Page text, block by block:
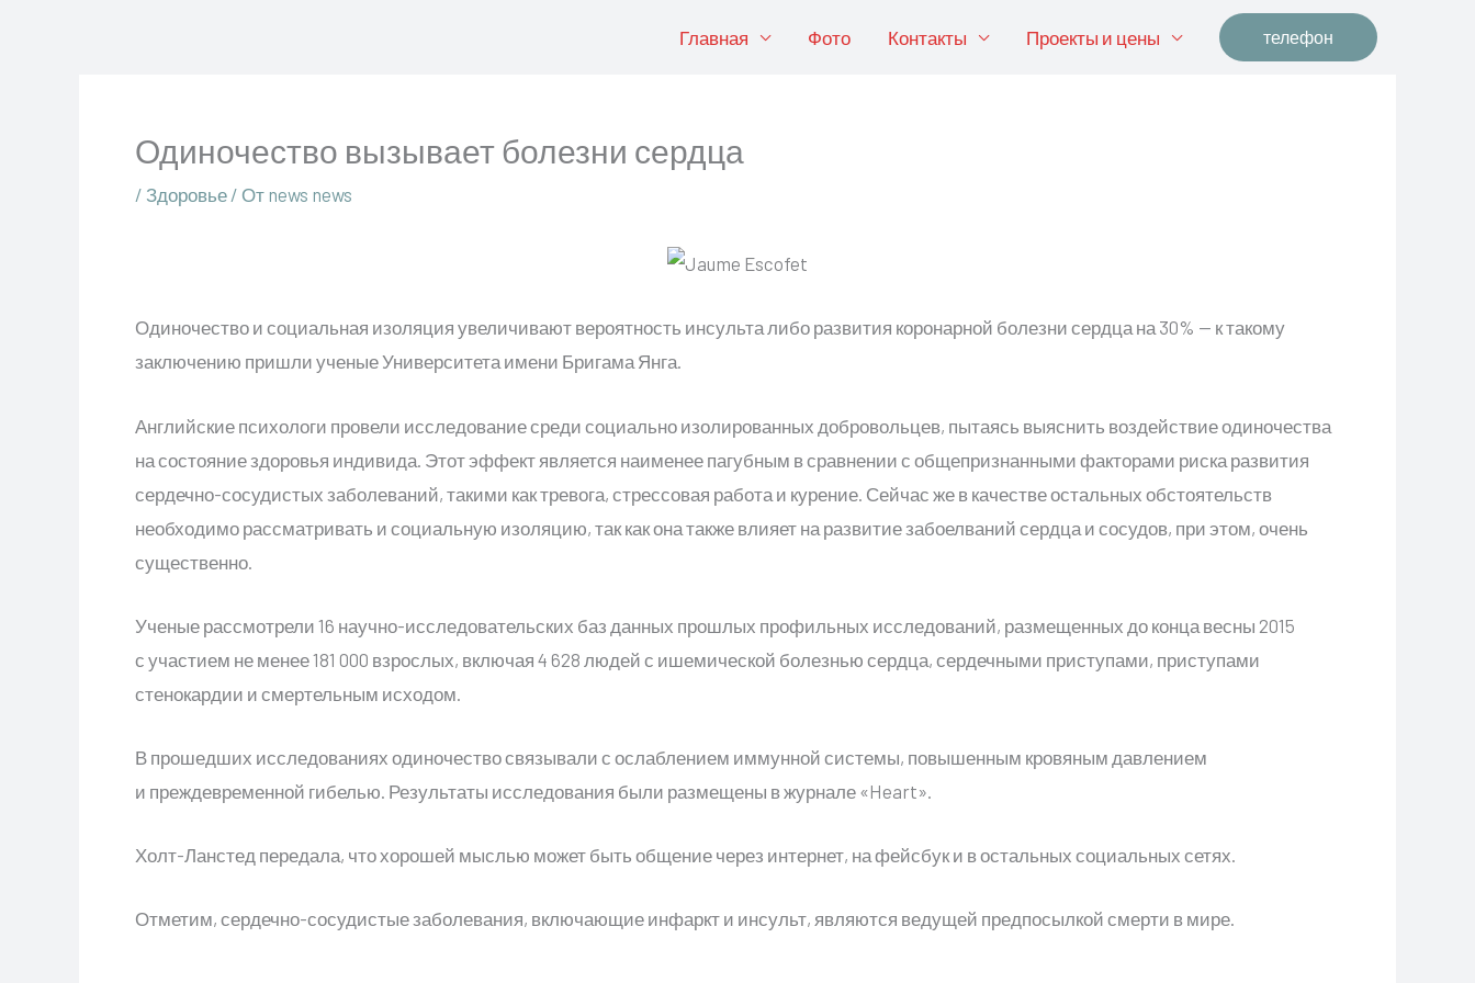
Главная Фото Контакты Проекты и цены телефон
Одиночество вызывает болезни сердца
/ Здоровье / От news news
Одиночество и социальная изоляция увеличивают вероятность инсульта либо развития коронарной болезни сердца на 30% — к такому
заключению пришли ученые Университета имени Бригама Янга.
Английские психологи провели исследование среди социально изолированных добровольцев, пытаясь выяснить воздействие одиночества
на состояние здоровья индивида. Этот эффект является наименее пагубным в сравнении с общепризнанными факторами риска развития
сердечно-сосудистых заболеваний, такими как тревога, стрессовая работа и курение. Сейчас же в качестве остальных обстоятельств
необходимо рассматривать и социальную изоляцию, так как она также влияет на развитие забоелваний сердца и сосудов, при этом, очень
существенно.
Ученые рассмотрели 16 научно-исследовательских баз данных прошлых профильных исследований, размещенных до конца весны 2015
с участием не менее 181 000 взрослых, включая 4 628 людей с ишемической болезнью сердца, сердечными приступами, приступами
стенокардии и смертельным исходом.
В прошедших исследованиях одиночество связывали с ослаблением иммунной системы, повышенным кровяным давлением
и преждевременной гибелью. Результаты исследования были размещены в журнале «Heart».
Холт-Ланстед передала, что хорошей мыслью может быть общение через интернет, на фейсбук и в остальных социальных сетях.
Отметим, сердечно-сосудистые заболевания, включающие инфаркт и инсульт, являются ведущей предпосылкой смерти в мире.